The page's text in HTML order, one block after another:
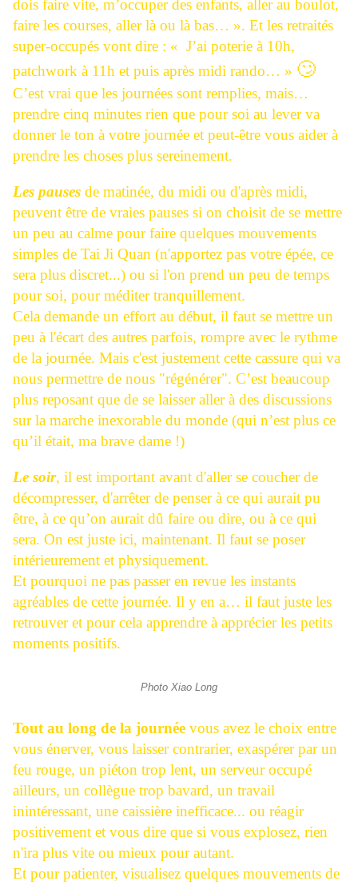
dois faire vite, m’occuper des enfants, aller au boulot,
faire les courses, aller là ou là bas… ». Et les retraités
super-occupés vont dire : « J’ai poterie à 10h,
patchwork à 11h et puis après midi rando… » 🙄
C’est vrai que les journées sont remplies, mais…
prendre cinq minutes rien que pour soi au lever va
donner le ton à votre journée et peut-être vous aider à
prendre les choses plus sereinement.
Les pauses de matinée, du midi ou d'après midi,
peuvent être de vraies pauses si on choisit de se mettre
un peu au calme pour faire quelques mouvements
simples de Tai Ji Quan (n'apportez pas votre épée, ce
sera plus discret...) ou si l'on prend un peu de temps
pour soi, pour méditer tranquillement.
Cela demande un effort au début, il faut se mettre un
peu à l'écart des autres parfois, rompre avec le rythme
de la journée. Mais c'est justement cette cassure qui va
nous permettre de nous "régénérer". C’est beaucoup
plus reposant que de se laisser aller à des discussions
sur la marche inexorable du monde (qui n’est plus ce
qu’il était, ma brave dame !)
Le soir, il est important avant d'aller se coucher de
décompresser, d'arrêter de penser à ce qui aurait pu
être, à ce qu’on aurait dû faire ou dire, ou à ce qui
sera. On est juste ici, maintenant. Il faut se poser
intérieurement et physiquement.
Et pourquoi ne pas passer en revue les instants
agréables de cette journée. Il y en a… il faut juste les
retrouver et pour cela apprendre à apprécier les petits
moments positifs.
Photo Xiao Long
Tout au long de la journée vous avez le choix entre
vous énerver, vous laisser contrarier, exaspérer par un
feu rouge, un piéton trop lent, un serveur occupé
ailleurs, un collègue trop bavard, un travail
inintéressant, une caissière inefficace... ou réagir
positivement et vous dire que si vous explosez, rien
n'ira plus vite ou mieux pour autant.
Et pour patienter, visualisez quelques mouvements de